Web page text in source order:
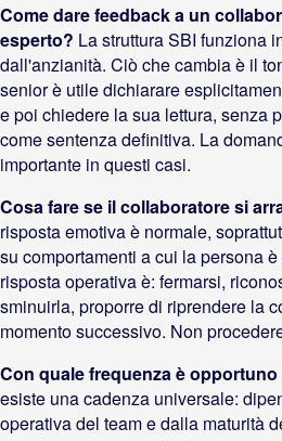
Come dare feedback a un
esperto? La struttura SBI funziona
dall'anzianità. Ciò che cambia è il
senior è utile dichiarare
e poi chiedere la sua lettura, senza
come sentenza definitiva. La
importante in questi casi.
Cosa fare se il collaboratore si
risposta emotiva è normale,
su comportamenti a cui la persona
risposta operativa è: fermarsi,
sminuirla, proporre di riprendere la
momento successivo. Non
Con quale frequenza è
esiste una cadenza universale:
operativa del team e dalla maturità